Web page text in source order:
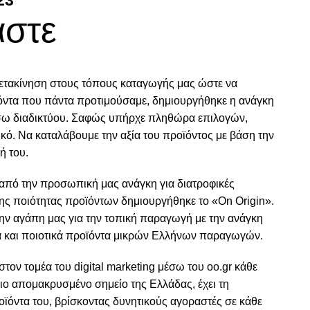
στους τόπους καταγωγής μας ώστε να
που πάντα προτιμούσαμε, δημιουργήθηκε η ανάγκη
διαδικτύου. Σαφώς υπήρχε πληθώρα επιλογών,
Να καταλάβουμε την αξία του προϊόντος με βάση την
του.
την προσωπική μας ανάγκη για διατροφικές
ποιότητας προϊόντων δημιουργήθηκε το «On Origin».
αγάπη μας για την τοπική παραγωγή με την ανάγκη
και ποιοτικά προϊόντα μικρών Ελλήνων παραγωγών.
τομέα του digital marketing μέσω του oo.gr κάθε
απομακρυσμένο σημείο της Ελλάδας, έχει τη
του, βρίσκοντας δυνητικούς αγοραστές σε κάθε